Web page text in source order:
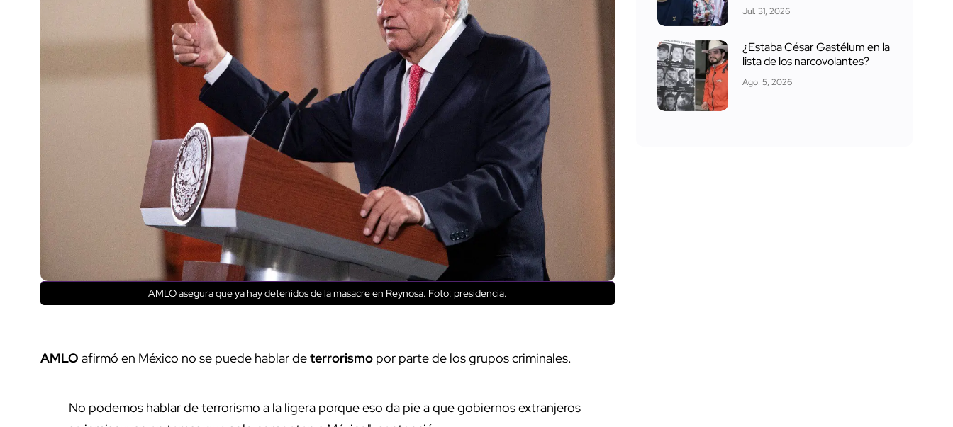
AMLO asegura que ya hay detenidos de la masacre en Reynosa. Foto: presidencia.
AMLO afirmó en México no se puede hablar deterrorismo por parte de los grupos criminales.
No podemos hablar de terrorismo a la ligera porque eso da pie a que gobiernos extranjeros
Jul. 31, 2026
¿Estaba César Gastélum en la
lista de los narcovolantes?
Ago. 5, 2026